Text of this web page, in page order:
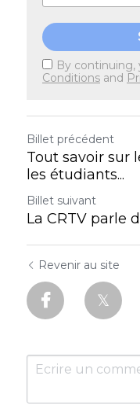
By continuing,
Conditions and
Billet précédent
Tout savoir sur
les étudiants...
Billet suivant
La CRTV parle
Revenir au site